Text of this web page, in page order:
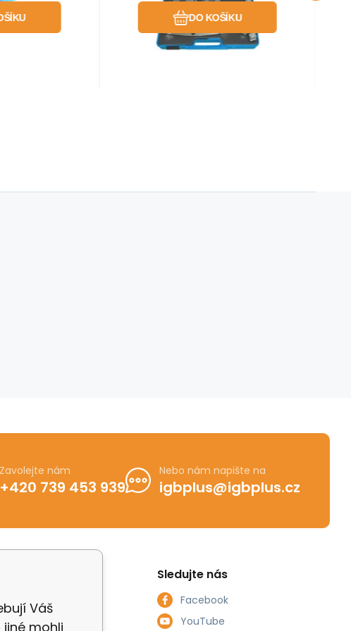
DO KOŠÍKU
Zavolejte nám
+420 739 453 939
Nebo nám napište na
igbplus@igbplus.cz
smlouvy
Sledujte nás
Facebook
YouTube
Váš
mohli